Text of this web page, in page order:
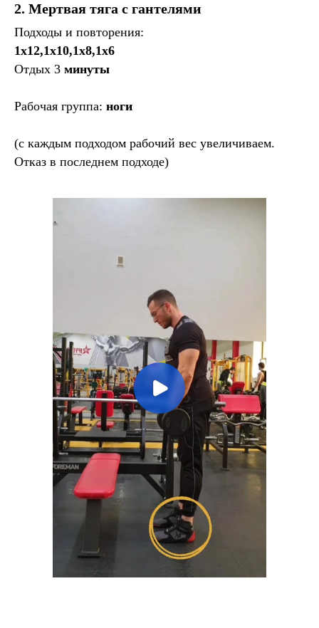
2. Мертвая тяга с гантелями
Подходы и повторения:
1х12,1х10,1х8,1х6
Отдых 3 минуты
Рабочая группа: ноги
(с каждым подходом рабочий вес увеличиваем.
Отказ в последнем подходе)